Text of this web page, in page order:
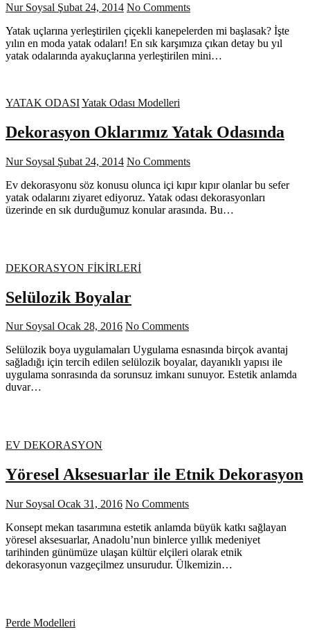
Nur Soysal Şubat 24, 2014 No Comments
Yatak uçlarına yerleştirilen çiçekli kanepelerden mi başlasak? İşte
yılın en moda yatak odaları! En sık karşımıza çıkan detay bu yıl
yatak odalarında ayakuçlarına yerleştirilen mini…
YATAK ODASIYatak Odası Modelleri
Dekorasyon Oklarımız Yatak Odasında
Nur Soysal Şubat 24, 2014 No Comments
Ev dekorasyonu söz konusu olunca içi kıpır kıpır olanlar bu sefer
yatak odalarını ziyaret ediyoruz. Yatak odası dekorasyonları
üzerinde en sık durduğumuz konular arasında. Bu…
DEKORASYON FİKİRLERİ
Selülozik Boyalar
Nur Soysal Ocak 28, 2016 No Comments
Selülozik boya uygulamaları Uygulama esnasında birçok avantaj
sağladığı için tercih edilen selülozik boyalar, dayanıklı yapısı ile
uygulama sonrasında da sorunsuz imkanı sunuyor. Estetik anlamda
duvar…
EV DEKORASYON
Yöresel Aksesuarlar ile Etnik Dekorasyon
Nur Soysal Ocak 31, 2016 No Comments
Konsept mekan tasarımına estetik anlamda büyük katkı sağlayan
yöresel aksesuarlar, Anadolu’nun binlerce yıllık medeniyet
tarihinden günümüze ulaşan kültür elçileri olarak etnik
dekorasyonun vazgeçilmez unsurudur. Ülkemizin…
Perde Modelleri